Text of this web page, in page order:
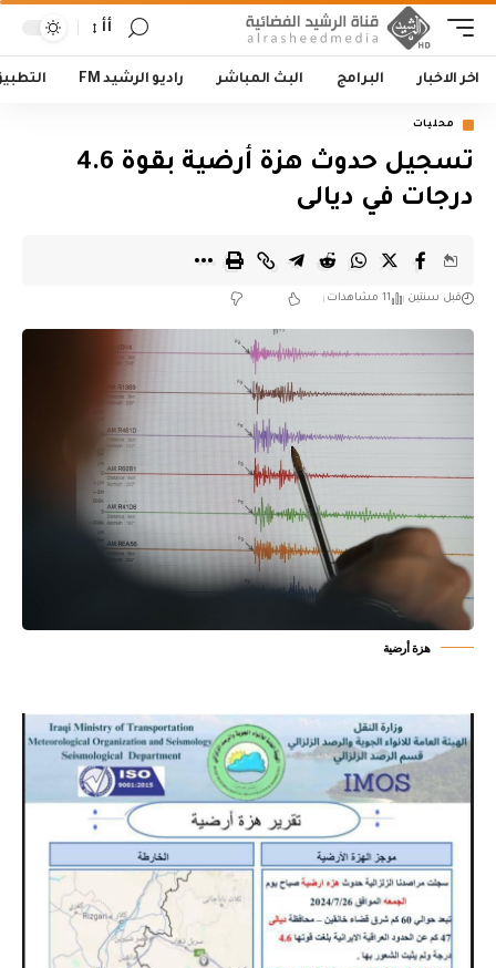
أأ
اخر الاخبار البرامج البث المباشر راديو الرشيد FM
محليات
تسجيل حدوث هزة أرضية بقوة 4.6
درجات في ديالى
قبل سنتين 11 مشاهدات
هزة أرضية